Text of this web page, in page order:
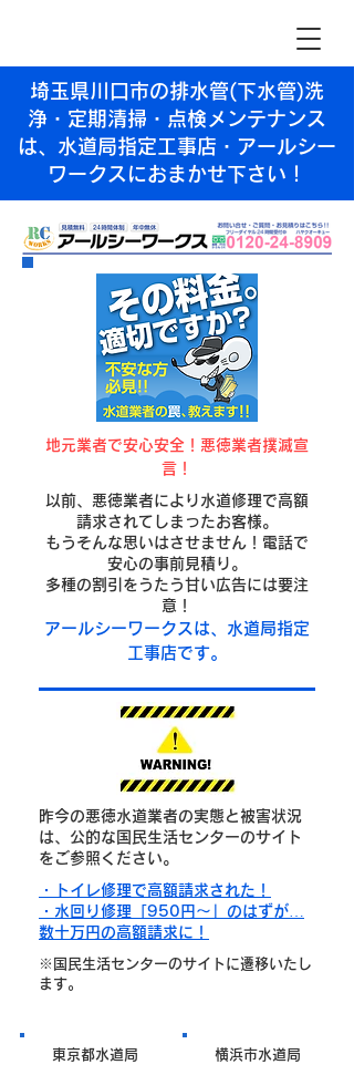
埼玉県川口市の排水管(下水管)洗
浄・定期清掃・点検メンテナンス
は、水道局指定工事店・アールシー
ワークスにおまかせ下さい！
​地元業者で安心安全！悪徳業者撲滅宣
言！
以前、悪徳業者により水道修理で高額
請求されてしまったお客様。
もうそんな思いはさせません！電話で
安心の事前見積り。
多種の割引をうたう甘い広告には要注
意！
​アールシーワークスは、水道局指定
工事店です。
昨今の悪徳水道業者の実態と被害状況
は、公的な国民生活センターのサイト
をご参照ください。
・トイレ修理で高額請求された！
・水回り修理「950円～」のはずが…
数十万円の高額請求に！
※国民生活センターのサイトに遷移いたし
ます。
東京都水道局 横浜市水道局